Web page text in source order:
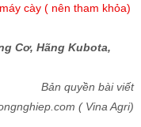
cày ( nên tham khỏa)
Cơ, Hãng Kubota,
bài viết
( Vina Agri)